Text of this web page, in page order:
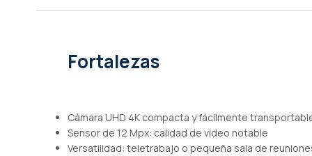
Fortalezas
Cámara UHD 4K compacta y fácilmente
Sensor de 12 Mpx: calidad de video notable
Versatilidad: teletrabajo o pequeña sala de